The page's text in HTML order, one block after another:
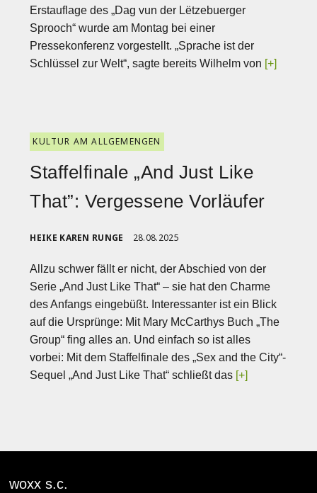
Erstauflage des „Dag vun der Lëtzebuerger
Sprooch“ wurde am Montag bei einer
Pressekonferenz vorgestellt. „Sprache ist der
Schlüssel zur Welt“, sagte bereits Wilhelm von [+]
KULTUR AM ALLGEMENGEN
Staffelfinale „And Just Like
That”: Vergessene Vorläufer
HEIKE KAREN RUNGE 28.08.2025
Allzu schwer fällt er nicht, der Abschied von der
Serie „And Just Like That“ – sie hat den Charme
des Anfangs eingebüßt. Interessanter ist ein Blick
auf die Ursprünge: Mit Mary McCarthys Buch „The
Group“ fing alles an. Und einfach so ist alles
vorbei: Mit dem Staffelfinale des „Sex and the City“-
Sequel „And Just Like That“ schließt das [+]
woxx s.c.